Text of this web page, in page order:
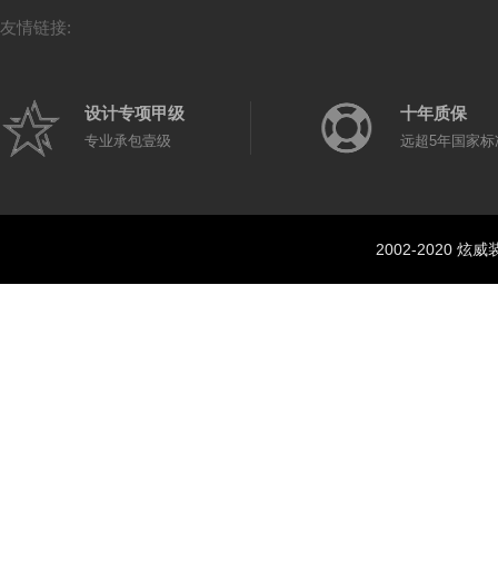
友情链接:
设计专项甲级
专业承包壹级
十年质保
远超5年国家标
2002-2020 炫威